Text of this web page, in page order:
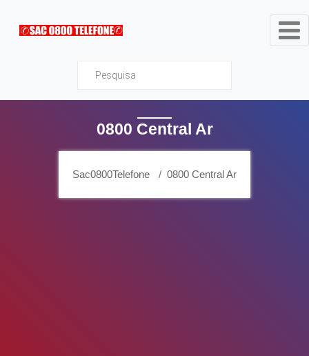
Sac0800Telefone
0800 Central Ar
Sac0800Telefone 0800 Central Ar